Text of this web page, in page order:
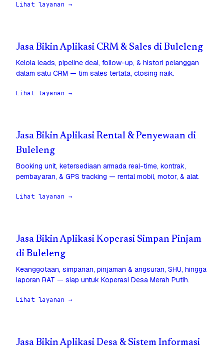
Lihat layanan →
Jasa Bikin Aplikasi CRM & Sales di Buleleng
Kelola leads, pipeline deal, follow-up, & histori pelanggan
dalam satu CRM — tim sales tertata, closing naik.
Lihat layanan →
Jasa Bikin Aplikasi Rental & Penyewaan di
Buleleng
Booking unit, ketersediaan armada real-time, kontrak,
pembayaran, & GPS tracking — rental mobil, motor, & alat.
Lihat layanan →
Jasa Bikin Aplikasi Koperasi Simpan Pinjam
di Buleleng
Keanggotaan, simpanan, pinjaman & angsuran, SHU, hingga
laporan RAT — siap untuk Koperasi Desa Merah Putih.
Lihat layanan →
Jasa Bikin Aplikasi Desa & Sistem Informasi